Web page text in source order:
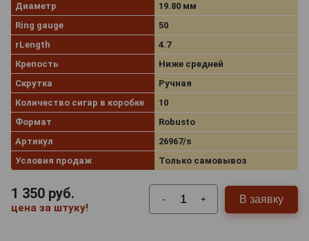
Диаметр
19.80 мм
Ring gauge
50
rLength
4.7
Крепость
Ниже средней
Скрутка
Ручная
Количество сигар в коробке
10
Формат
Robusto
Артикул
26967/s
Условия продаж
Только самовывоз
1 350 руб.
цена за штуку!
- + В заявку